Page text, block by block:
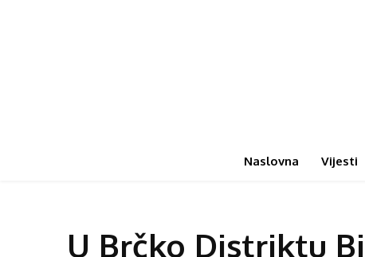
Naslovna Vijesti
U Brčko Distriktu